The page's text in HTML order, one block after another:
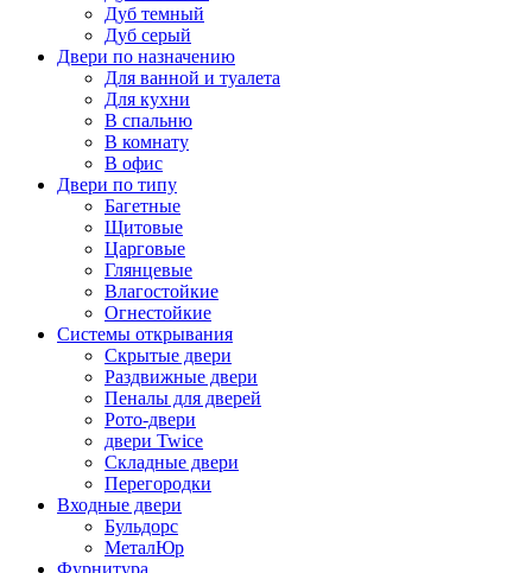
Дуб темный
Дуб серый
Двери по назначению
Для ванной и туалета
Для кухни
В спальню
В комнату
В офис
Двери по типу
Багетные
Щитовые
Царговые
Глянцевые
Влагостойкие
Огнестойкие
Системы открывания
Скрытые двери
Раздвижные двери
Пеналы для дверей
Рото-двери
двери Twice
Складные двери
Перегородки
Входные двери
Бульдорс
МеталЮр